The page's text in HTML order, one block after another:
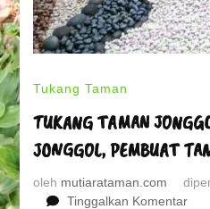
Tukang Taman
TUKANG TAMAN
JONGGOL, PEMBUAT
oleh mutiarataman.com
Tinggalkan Komentarpada